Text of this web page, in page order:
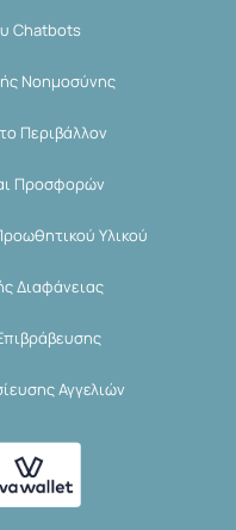
Chatbots
Νοημοσύνης
Περιβάλλον
Προσφορών
Υλικού
Διαφάνειας
Αγγελιών